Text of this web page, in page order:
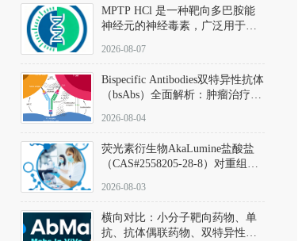
MPTP HCl 是一种靶向多巴胺能
神经元的神经毒素，广泛用于构
以盐酸盐形式存在，可触发线粒
体介导的神经元凋亡。其经典应
用即为选择性损毁中脑黑质致密
部多巴胺能神经元，从而可靠模
拟帕金森病的核心病理与行为表
2026-08-07
Bispecific Antibodies双特异性抗体
（bsAbs）全面解析：肿瘤治疗的
2026-08-04
荧光素衍生物AkaLumine盐酸盐
（CAS#2558205-28-8）对重组萤
数（Km）为2.06 μM；其近红外
发光特性赋予优异的组织穿透能
力，大幅增强成像信噪比，从而
2026-08-03
横向对比：小分子靶向药物、单
抗、抗体偶联药物、双特异性抗